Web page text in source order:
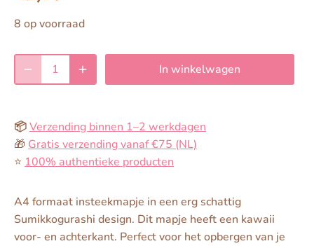
8 op voorraad
In winkelwagen
📦Verzending binnen 1–2 werkdagen
🎁 Gratis verzending vanaf €75 (NL)
⭐️ 100% authentieke producten
A4 formaat insteekmapje in een erg schattig
Sumikkogurashi design. Dit mapje heeft een kawaii
voor- en achterkant. Perfect voor het opbergen van je